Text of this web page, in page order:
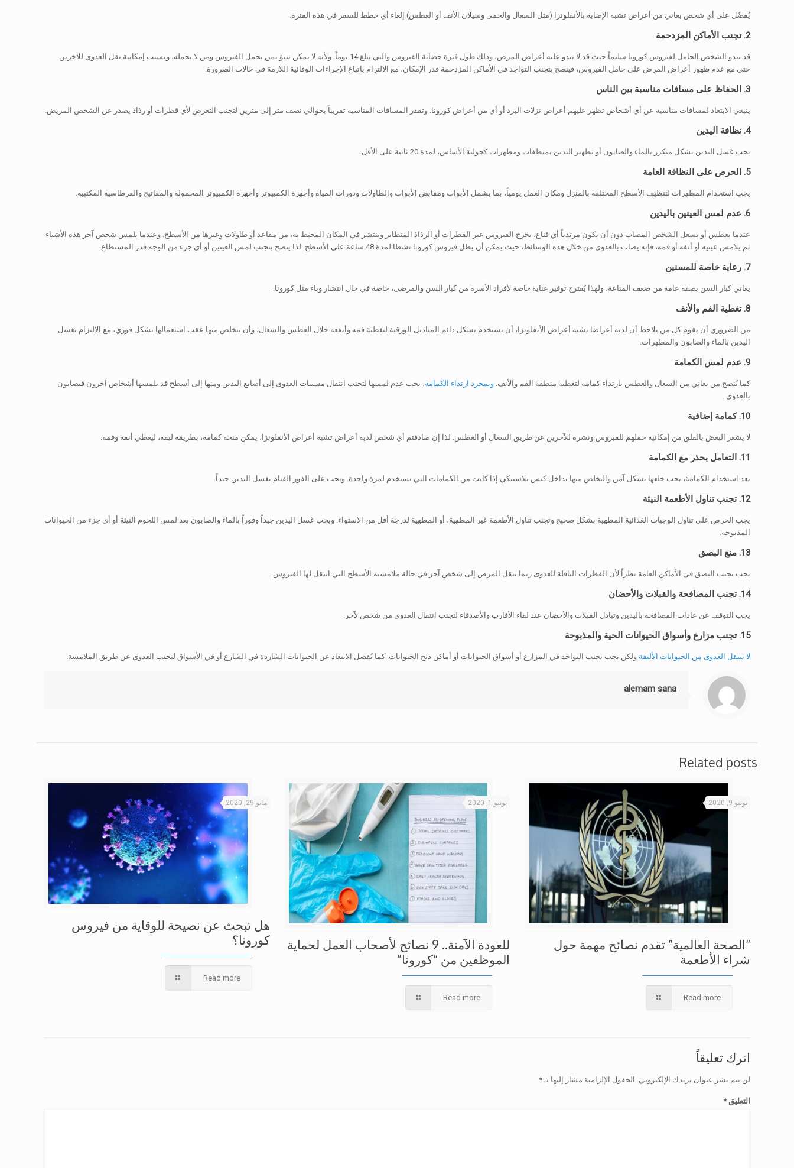
يُفضّل على أي شخص يعاني من أعراض تشبه الإصابة بالأنفلونزا (مثل السعال والحمى وسيلان الأنف أو العطس) إلغاء أي خطط للسفر في هذه الفترة.
2. تجنب الأماكن المزدحمة
قد يبدو الشخص الحامل لفيروس كورونا سليماً حيث قد لا تبدو عليه أعراض المرض، وذلك طول فترة حضانة الفيروس والتي تبلغ 14 يوماً. ولأنه لا يمكن تنبؤ بمن يحمل الفيروس ومن لا يحمله، وبسبب إمكانية نقل العدوى للآخرين
حتى مع عدم ظهور أعراض المرض على حامل الفيروس، فينصح بتجنب التواجد في الأماكن المزدحمة قدر الإمكان، مع الالتزام باتباع الإجراءات الوقائية اللازمة في حالات الضرورة.
3. الحفاظ على مسافات مناسبة بين الناس
ينبغي الابتعاد لمسافات مناسبة عن أي أشخاص تظهر عليهم أعراض نزلات البرد أو أي من أعراض كورونا. وتقدر المسافات المناسبة تقريباً بحوالي نصف متر إلى مترين لتجنب التعرض لأي قطرات أو رذاذ يصدر عن الشخص المريض.
4. نظافة اليدين
يجب غسل اليدين بشكل متكرر بالماء والصابون أو تطهير اليدين بمنظفات ومطهرات كحولية الأساس، لمدة 20 ثانية على الأقل.
5. الحرص على النظافة العامة
يجب استخدام المطهرات لتنظيف الأسطح المختلفة بالمنزل ومكان العمل يومياً، بما يشمل الأبواب ومقابض الأبواب والطاولات ودورات المياه وأجهزة الكمبيوتر وأجهزة الكمبيوتر المحمولة والمفاتيح والقرطاسية المكتبية.
6. عدم لمس العينين باليدين
عندما يعطس أو يسعل الشخص المصاب دون أن يكون مرتدياً أي قناع، يخرج الفيروس عبر القطرات أو الرذاذ المتطاير وينتشر في المكان المحيط به، من مقاعد أو طاولات وغيرها من الأسطح. وعندما يلمس شخص آخر هذه الأشياء
ثم يلامس عينيه أو أنفه أو فمه، فإنه يصاب بالعدوى من خلال هذه الوسائط، حيث يمكن أن يظل فيروس كورونا نشطا لمدة 48 ساعة على الأسطح. لذا ينصح بتجنب لمس العينين أو أي جزء من الوجه قدر المستطاع.
7. رعاية خاصة للمسنين
يعاني كبار السن بصفة عامة من ضعف المناعة، ولهذا يُقترح توفير عناية خاصة لأفراد الأسرة من كبار السن والمرضى، خاصة في حال انتشار وباء مثل كورونا.
8. تغطية الفم والأنف
من الضروري أن يقوم كل من يلاحظ أن لديه أعراضا تشبه أعراض الأنفلونزا، أن يستخدم بشكل دائم المناديل الورقية لتغطية فمه وأنفعه خلال العطس والسعال، وأن يتخلص منها عقب استعمالها بشكل فوري، مع الالتزام بغسل
اليدين بالماء والصابون والمطهرات.
9. عدم لمس الكمامة
كما يُنصح من يعاني من السعال والعطس بارتداء كمامة لتغطية منطقة الفم والأنف.وبمجرد ارتداء الكمامة، يجب عدم لمسها لتجنب انتقال مسببات العدوى إلى أصابع اليدين ومنها إلى أسطح قد يلمسها أشخاص آخرون فيصابون
بالعدوى.
10. كمامة إضافية
لا يشعر البعض بالقلق من إمكانية حملهم للفيروس ونشره للآخرين عن طريق السعال أو العطس. لذا إن صادفتم أي شخص لديه أعراض تشبه أعراض الأنفلونزا، يمكن منحه كمامة، بطريقة لبقة، ليغطي أنفه وفمه.
11. التعامل بحذر مع الكمامة
بعد استخدام الكمامة، يجب خلعها بشكل آمن والتخلص منها بداخل كيس بلاستيكي إذا كانت من الكمامات التي تستخدم لمرة واحدة. ويجب على الفور القيام بغسل اليدين جيداً.
12. تجنب تناول الأطعمة النيئة
يجب الحرص على تناول الوجبات الغذائية المطهية بشكل صحيح وتجنب تناول الأطعمة غير المطهية، أو المطهية لدرجة أقل من الاستواء. ويجب غسل اليدين جيداً وفوراً بالماء والصابون بعد لمس اللحوم النيئة أو أي جزء من الحيوانات
المذبوحة.
13. منع البصق
يجب تجنب البصق في الأماكن العامة نظراً لأن القطرات الناقلة للعدوى ربما تنقل المرض إلى شخص آخر في حالة ملامسته الأسطح التي انتقل لها الفيروس.
14. تجنب المصافحة والقبلات والأحضان
يجب التوقف عن عادات المصافحة باليدين وتبادل القبلات والأحضان عند لقاء الأقارب والأصدقاء لتجنب انتقال العدوى من شخص لآخر.
15. تجنب مزارع وأسواق الحيوانات الحية والمذبوحة
لا تنتقل العدوى من الحيوانات الأليفة ولكن يجب تجنب التواجد في المزارع أو أسواق الحيوانات أو أماكن ذبح الحيوانات. كما يُفضل الابتعاد عن الحيوانات الشاردة في الشارع أو في الأسواق لتجنب العدوى عن طريق الملامسة.
alemam sana
Related posts
يونيو 9, 2020
“الصحة العالمية” تقدم نصائح مهمة حول
شراء الأطعمة
Read more
يونيو 1, 2020
للعودة الآمنة.. 9 نصائح لأصحاب العمل لحماية
الموظفين من “كورونا”
Read more
مايو 29, 2020
هل تبحث عن نصيحة للوقاية من فيروس
كورونا؟
Read more
اترك تعليقاً
لن يتم نشر عنوان بريدك الإلكتروني. الحقول الإلزامية مشار إليها بـ*
التعليق*